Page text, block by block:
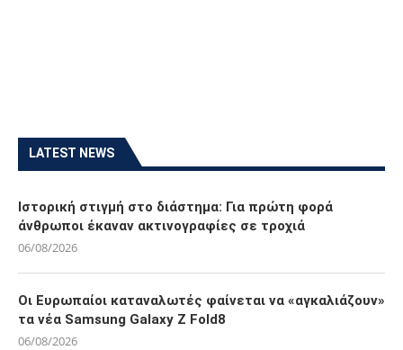
LATEST NEWS
Ιστορική στιγμή στο διάστημα: Για πρώτη φορά
άνθρωποι έκαναν ακτινογραφίες σε τροχιά
06/08/2026
Οι Ευρωπαίοι καταναλωτές φαίνεται να «αγκαλιάζουν»
τα νέα Samsung Galaxy Z Fold8
06/08/2026